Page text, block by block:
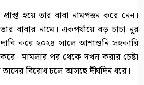
হয়ে তার বাবা নামপত্তন করে নেন।
বাবার নামে। একপর্যায়ে বড় চাচা নূর
করে ২০২৪ সালে আশাশুনি সহকারি
মামলার পর থেকে দখল করার চেষ্টা
বিরোধ চলে আসছে দীর্ঘদিন ধরে।